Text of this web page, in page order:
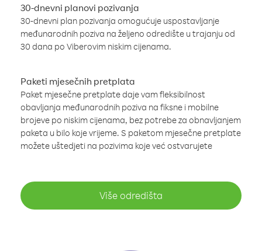
30-dnevni planovi pozivanja
30-dnevni plan pozivanja omogućuje uspostavljanje
međunarodnih poziva na željeno odredište u trajanju od
30 dana po Viberovim niskim cijenama.
Paketi mjesečnih pretplata
Paket mjesečne pretplate daje vam fleksibilnost
obavljanja međunarodnih poziva na fiksne i mobilne
brojeve po niskim cijenama, bez potrebe za obnavljanjem
paketa u bilo koje vrijeme. S paketom mjesečne pretplate
možete uštedjeti na pozivima koje već ostvarujete
Više odredišta